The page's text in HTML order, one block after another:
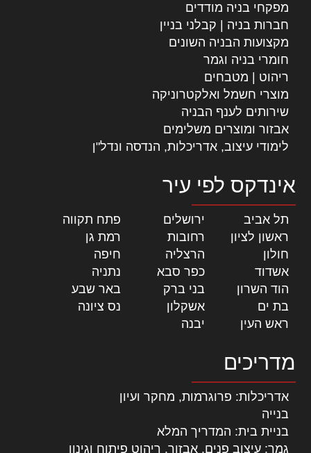
מפקחי בניה מודדים
חברות בניה | קבלני בניין
מקצועות הבניה השונים
חומרי בניה וגמר
ריהוט | מטבחים
מוצרי חשמל ואלקטרוניקה
שירותים לענף הבניה
אבזור ומוצרים משלימים
לימודי עיצוב, אדריכלות, הנדסה ונדל"ן
אינדקס לפי עיר
תל אביב ירושלים פתח תקווה
ראשון לציון
רחובות רמת גן
חולון
הרצליה חיפה
אשדוד
כפר סבא נתניה
הוד השרון
בני ברק באר שבע
בת ים
אשקלון נס ציונה
ראש העין
יבנה
מדריכים
אדריכלות: פרוגרמות, מחקר ועיון
בנייה
בניית בית: המדריך המלא
גמר: עיצוב פנים, אבזור, ריהוט פיתוח וגינון